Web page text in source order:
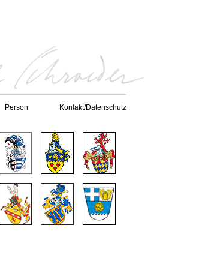
Person Kontakt/Datenschutz